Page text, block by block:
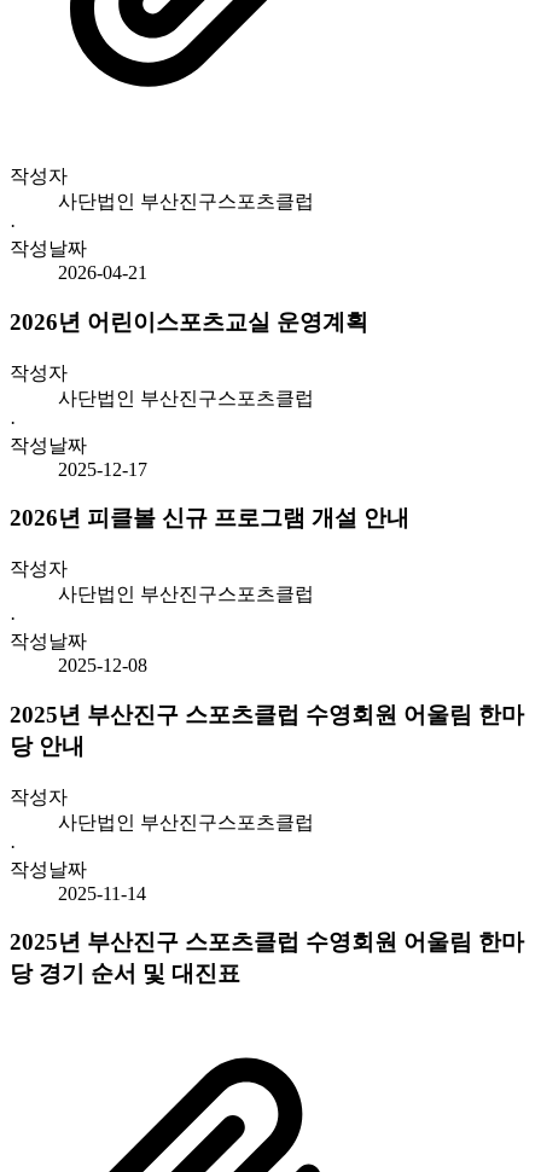
작성자
사단법인 부산진구스포츠클럽
·
작성날짜
2026-04-21
2026년 어린이스포츠교실 운영계획
작성자
사단법인 부산진구스포츠클럽
·
작성날짜
2025-12-17
2026년 피클볼 신규 프로그램 개설 안내
작성자
사단법인 부산진구스포츠클럽
·
작성날짜
2025-12-08
2025년 부산진구 스포츠클럽 수영회원 어울림 한마
당 안내
작성자
사단법인 부산진구스포츠클럽
·
작성날짜
2025-11-14
2025년 부산진구 스포츠클럽 수영회원 어울림 한마
당 경기 순서 및 대진표